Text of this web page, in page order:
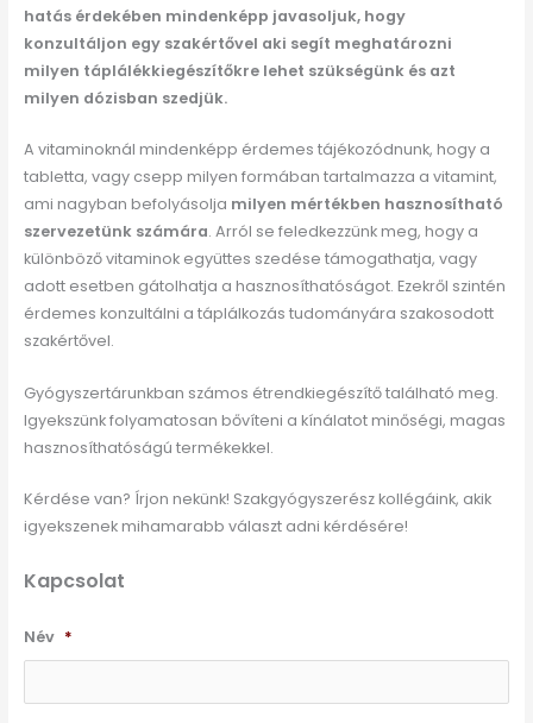
hatás érdekében mindenképp javasoljuk, hogy
konzultáljon egy szakértővel aki segít meghatározni
milyen táplálékkiegészítőkre lehet szükségünk és azt
milyen dózisban szedjük.
A vitaminoknál mindenképp érdemes tájékozódnunk, hogy a
tabletta, vagy csepp milyen formában tartalmazza a vitamint,
ami nagyban befolyásolja milyen mértékben hasznosítható
szervezetünk számára. Arról se feledkezzünk meg, hogy a
különböző vitaminok együttes szedése támogathatja, vagy
adott esetben gátolhatja a hasznosíthatóságot. Ezekről szintén
érdemes konzultálni a táplálkozás tudományára szakosodott
szakértővel.
Gyógyszertárunkban számos étrendkiegészítő található meg.
Igyekszünk folyamatosan bővíteni a kínálatot minőségi, magas
hasznosíthatóságú termékekkel.
Kérdése van? Írjon nekünk! Szakgyógyszerész kollégáink, akik
igyekszenek mihamarabb választ adni kérdésére!
Kapcsolat
Név *